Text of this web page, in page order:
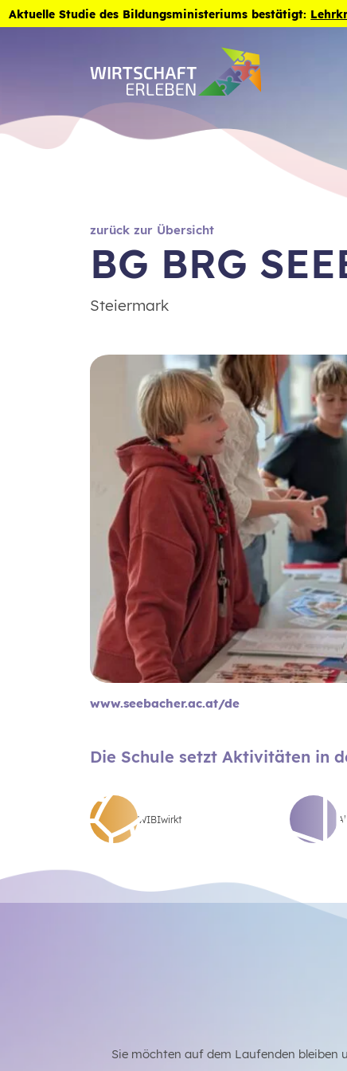
Zum Inhalt der Seite springen
Aktuelle Studie des Bildungsministeriums bestätigt:
zurück zur Übersicht
BG BRG
Steiermark
www.seebacher.ac.at/de
Die Schule setzt Aktivitäten in
WIBIwirkt
Sie möchten auf dem Laufenden bleiben